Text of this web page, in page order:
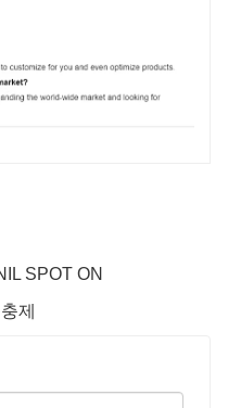
SPOT ON
제